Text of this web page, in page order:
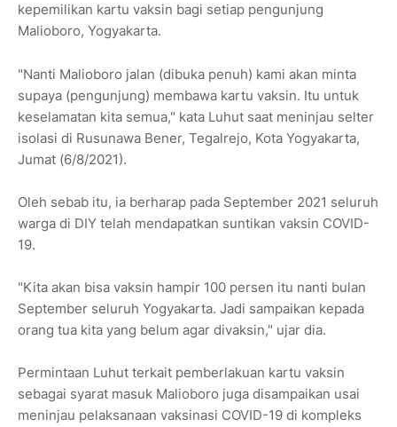
kepemilikan kartu vaksin bagi setiap pengunjung
Malioboro, Yogyakarta.
"Nanti Malioboro jalan (dibuka penuh) kami akan minta
supaya (pengunjung) membawa kartu vaksin. Itu untuk
keselamatan kita semua," kata Luhut saat meninjau selter
isolasi di Rusunawa Bener, Tegalrejo, Kota Yogyakarta,
Jumat (6/8/2021).
Oleh sebab itu, ia berharap pada September 2021 seluruh
warga di DIY telah mendapatkan suntikan vaksin COVID-
19.
"Kita akan bisa vaksin hampir 100 persen itu nanti bulan
September seluruh Yogyakarta. Jadi sampaikan kepada
orang tua kita yang belum agar divaksin," ujar dia.
Permintaan Luhut terkait pemberlakuan kartu vaksin
sebagai syarat masuk Malioboro juga disampaikan usai
meninjau pelaksanaan vaksinasi COVID-19 di kompleks